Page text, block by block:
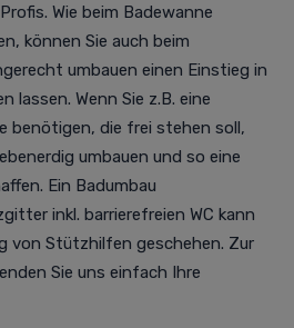
Wie beim Badewanne
können Sie auch beim
umbauen einen Einstieg in
lassen. Wenn Sie z.B. eine
benötigen, die frei stehen soll,
umbauen und so eine
Ein Badumbau
inkl. barrierefreien WC kann
von Stützhilfen geschehen. Zur
Sie uns einfach Ihre